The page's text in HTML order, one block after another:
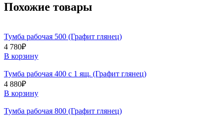
Похожие товары
Тумба рабочая 500 (Графит глянец)
4 780₽
В корзину
Тумба рабочая 400 с 1 ящ. (Графит глянец)
4 880₽
В корзину
Тумба рабочая 800 (Графит глянец)